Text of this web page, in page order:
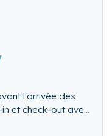
l'arrivée des
et check-out avec
la